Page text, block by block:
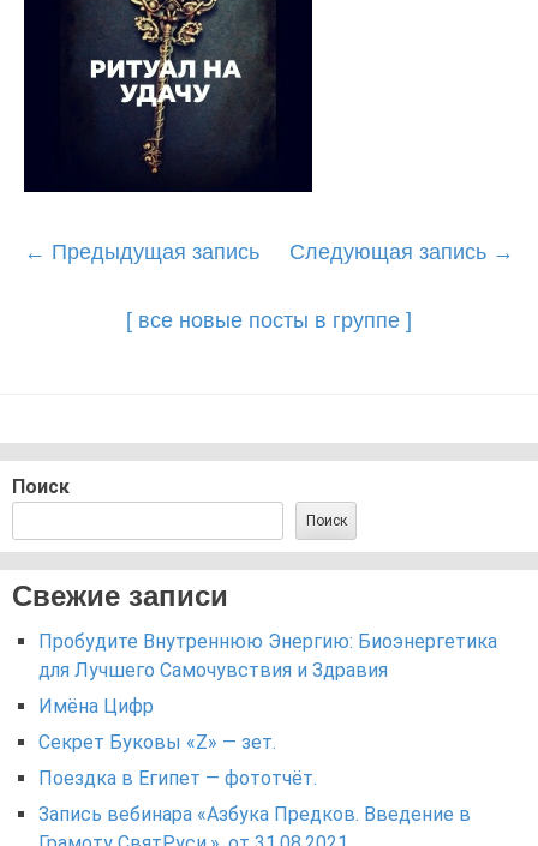
Post
← Предыдущая запись Следующая запись →
[ все новые посты в группе ]
Поиск
Поиск
Свежие записи
Пробудите Внутреннюю Энергию: Биоэнергетика
для Лучшего Самочувствия и Здравия
Имёна Цифр
Секрет Буковы «Z» — зет.
Поездка в Египет — фототчёт.
Запись вебинара «Азбука Предков. Введение в